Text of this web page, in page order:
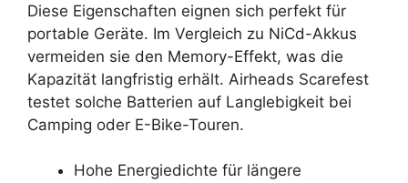
Diese Eigenschaften eignen sich perfekt für
portable Geräte. Im Vergleich zu NiCd-Akkus
vermeiden sie den Memory-Effekt, was die
Kapazität langfristig erhält. Airheads Scarefest
testet solche Batterien auf Langlebigkeit bei
Camping oder E-Bike-Touren.
Hohe Energiedichte für längere